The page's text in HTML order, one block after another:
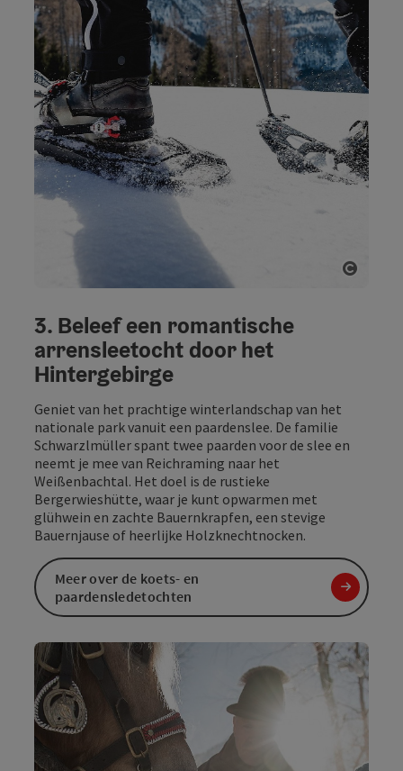
3. Beleef een romantische
arrensleetocht door het
Hintergebirge
Geniet van het prachtige winterlandschap van het
nationale park vanuit een paardenslee. De familie
Schwarzlmüller spant twee paarden voor de slee en
neemt je mee van Reichraming naar het
Weißenbachtal. Het doel is de rustieke
Bergerwieshütte, waar je kunt opwarmen met
glühwein en zachte Bauernkrapfen, een stevige
Bauernjause of heerlijke Holzknechtnocken.
Meer over de koets- en
paardensledetochten